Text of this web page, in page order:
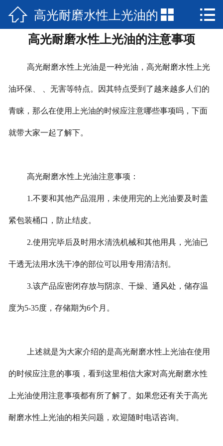
 网站首页
走进汉迪
产品中心
新闻资讯
联系我们
 高光耐磨水性上光油的
注意事项
 
高光耐磨水性上光油的注意事项
高光耐磨水性上光油是一种光油，高光耐磨水性上光
油环保、 、无害等特点。因其特点受到了越来越多人们的
青睐，那么在使用上光油的时候应注意哪些事项吗，下面
就带大家一起了解下。
高光耐磨水性上光油注意事项：
1.不要和其他产品混用，未使用完的上光油要及时盖
紧包装桶口，防止结皮。
2.使用完毕后及时用水清洗机械和其他用具，光油已
干透无法用水洗干净的部位可以用专用清洁剂。
3.该产品应密闭存放与阴凉、干燥、通风处，储存温
度为5-35度，存储期为6个月。
上述就是为大家介绍的是高光耐磨水性上光油在使用
的时候应注意的事项，看到这里相信大家对高光耐磨水性
上光油使用注意事项都有所了解了。如果您还有关于高光
耐磨水性上光油的相关问题，欢迎随时电话咨询。